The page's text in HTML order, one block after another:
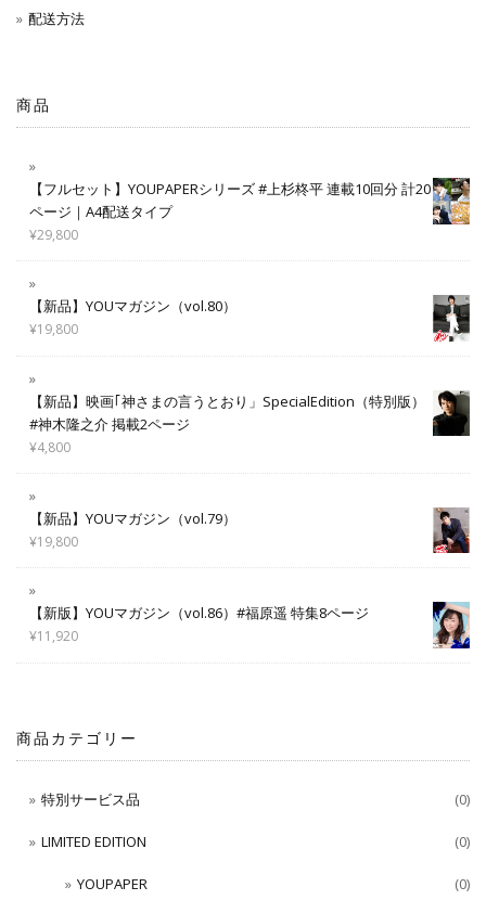
配送方法
商品
【フルセット】YOUPAPERシリーズ #上杉柊平 連載10回分 計20
ページ｜A4配送タイプ
¥29,800
【新品】YOUマガジン（vol.80）
¥19,800
【新品】映画｢神さまの言うとおり」SpecialEdition（特別版）
#神木隆之介 掲載2ページ
¥4,800
【新品】YOUマガジン（vol.79）
¥19,800
【新版】YOUマガジン（vol.86）#福原遥 特集8ページ
¥11,920
商品カテゴリー
特別サービス品 (0)
LIMITED EDITION (0)
YOUPAPER (0)